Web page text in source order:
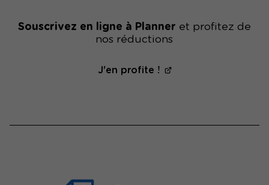
Souscrivez en ligne à Planner et profitez de
nos réductions
J'en profite !